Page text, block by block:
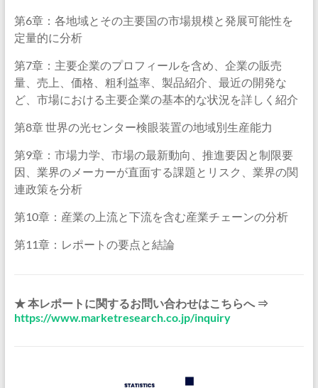
第6章：各地域とその主要国の市場規模と発展可能性を
定量的に分析
第7章：主要企業のプロフィールを含め、企業の販売
量、売上、価格、粗利益率、製品紹介、最近の開発な
ど、市場における主要企業の基本的な状況を詳しく紹介
第8章 世界の光センター検眼装置の地域別生産能力
第9章：市場力学、市場の最新動向、推進要因と制限要
因、業界のメーカーが直面する課題とリスク、業界の関
連政策を分析
第10章：産業の上流と下流を含む産業チェーンの分析
第11章：レポートの要点と結論
★ 本レポートに関するお問い合わせはこちらへ ⇒
https://www.marketresearch.co.jp/inquiry